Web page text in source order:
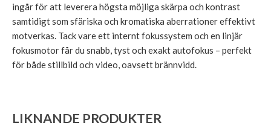
ingår för att leverera högsta möjliga skärpa och kontrast
samtidigt som sfäriska och kromatiska aberrationer effektivt
motverkas. Tack vare ett internt fokussystem och en linjär
fokusmotor får du snabb, tyst och exakt autofokus – perfekt
för både stillbild och video, oavsett brännvidd.
LIKNANDE PRODUKTER